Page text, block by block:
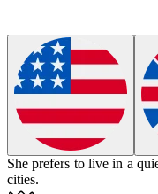
She prefers to live in a
cities.